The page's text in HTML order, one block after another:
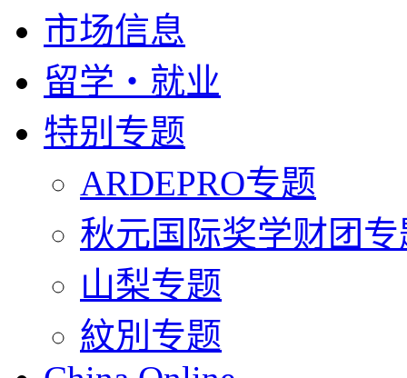
市场信息
留学・就业
特别专题
ARDEPRO专题
秋元国际奖学财团专
山梨专题
紋別专题